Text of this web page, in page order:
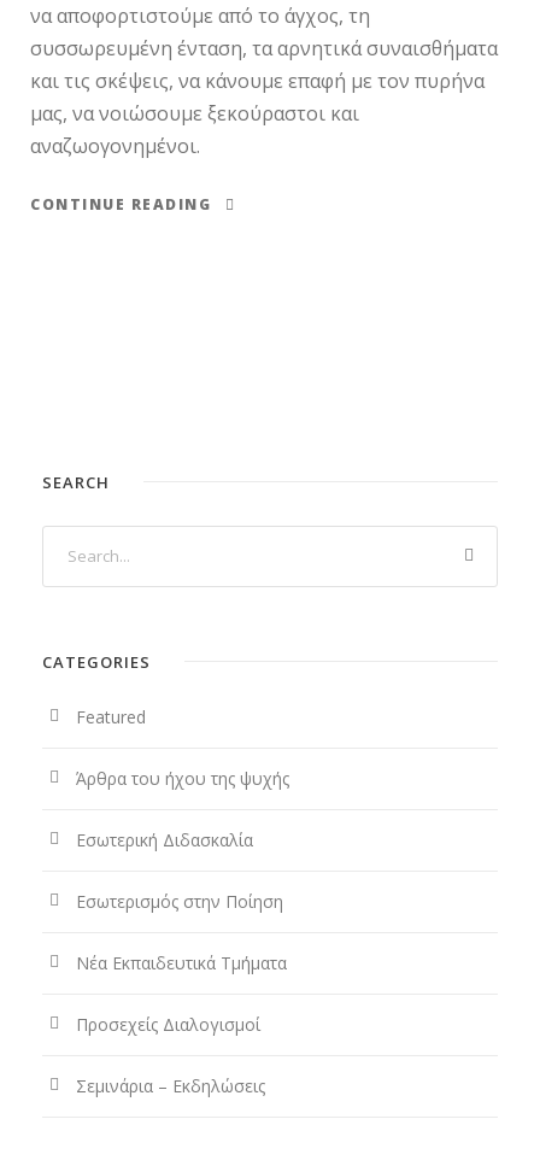
να αποφορτιστούμε από το άγχος, τη
συσσωρευμένη ένταση, τα αρνητικά συναισθήματα
και τις σκέψεις, να κάνουμε επαφή με τον πυρήνα
μας, να νοιώσουμε ξεκούραστοι και
αναζωογονημένοι.
CONTINUE READING
SEARCH
CATEGORIES
Featured
Άρθρα του ήχου της ψυχής
Εσωτερική Διδασκαλία
Εσωτερισμός στην Ποίηση
Νέα Εκπαιδευτικά Τμήματα
Προσεχείς Διαλογισμοί
Σεμινάρια – Εκδηλώσεις